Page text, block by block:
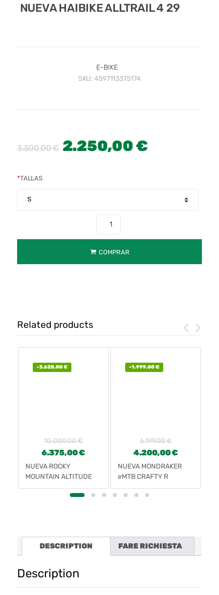
NUEVA HAIBIKE ALLTRAIL 4 29
E-BIKE
SKU:4597113375174
3.300,00€ 2.250,00€
*TALLAS
COMPRAR
Related products
-3.625,00€
10.000,00€
6.375,00€
NUEVA ROCKY
MOUNTAIN ALTITUDE
POWERPLAY CARBON
-1.999,00€
6.199,00€
4.200,00€
NUEVA MONDRAKER
eMTB CRAFTY R
DESCRIPTION FARE RICHIESTA
Description